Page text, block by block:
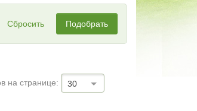
Сбросить Подобрать
на странице: 30